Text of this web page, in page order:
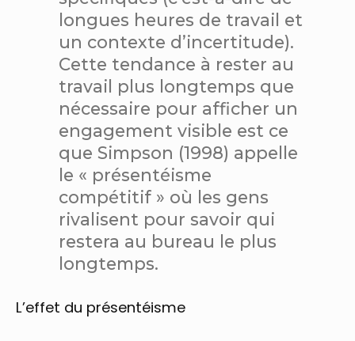
longues heures de travail et
un contexte d’incertitude).
Cette tendance à rester au
travail plus longtemps que
nécessaire pour afficher un
engagement visible est ce
que Simpson (1998) appelle
le « présentéisme
compétitif » où les gens
rivalisent pour savoir qui
restera au bureau le plus
longtemps.
L’effet du présentéisme